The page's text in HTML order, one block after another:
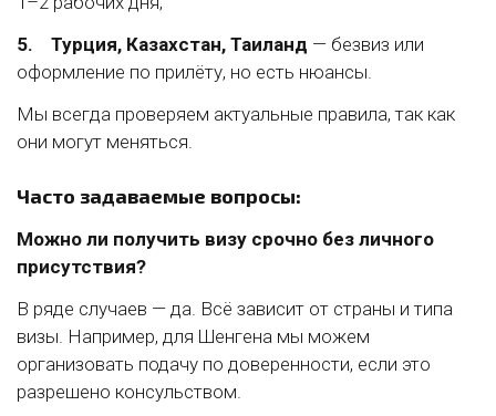
5.
Турция, Казахстан, Таиланд — безвиз или
оформление по прилёту, но есть нюансы.
Мы всегда проверяем актуальные правила, так как
они могут меняться.
Часто задаваемые вопросы:
Можно ли получить визу срочно без личного
присутствия?
В ряде случаев — да. Всё зависит от страны и типа
визы. Например, для Шенгена мы можем
организовать подачу по доверенности, если это
разрешено консульством.